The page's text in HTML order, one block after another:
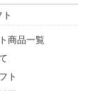
商品一覧
ト